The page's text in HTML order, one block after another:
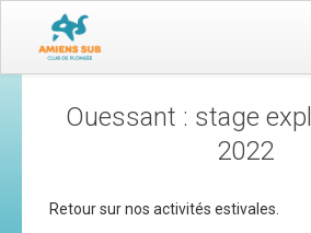
L'équipe
Ouessant : stage
2022
Retour sur nos activités estivales.